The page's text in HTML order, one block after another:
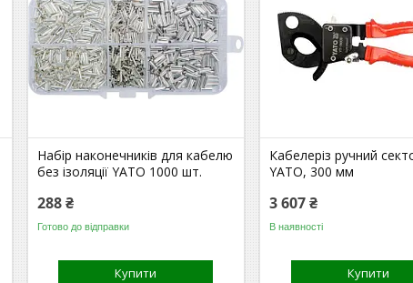
Набір наконечників для кабелю
без ізоляції YATO 1000 шт.
288 ₴
Готово до відправки
Купити
Кабелеріз ручний
YATO, 300 мм
3 607 ₴
В наявності
Купити